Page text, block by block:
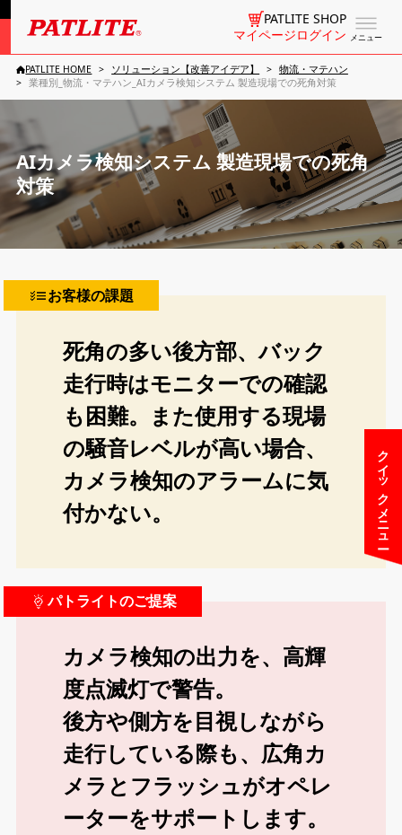
メニュー
PATLITE SHOP
マイページログイン
クイックメニュー
PATLITE HOME ソリューション【改善アイデア】
物流・マテハン
業種別_物流・マテハン_AIカメラ検知システム 製造現場での死角対策
AIカメラ検知システム 製造現場での死角
対策
お客様の課題
死角の多い後方部、バック
走行時はモニターでの確認
も困難。また使用する現場
の騒音レベルが高い場合、
カメラ検知のアラームに気
付かない。
パトライトのご提案
カメラ検知の出力を、高輝
度点滅灯で警告。
後方や側方を目視しながら
走行している際も、広角カ
メラとフラッシュがオペレ
ーターをサポートします。